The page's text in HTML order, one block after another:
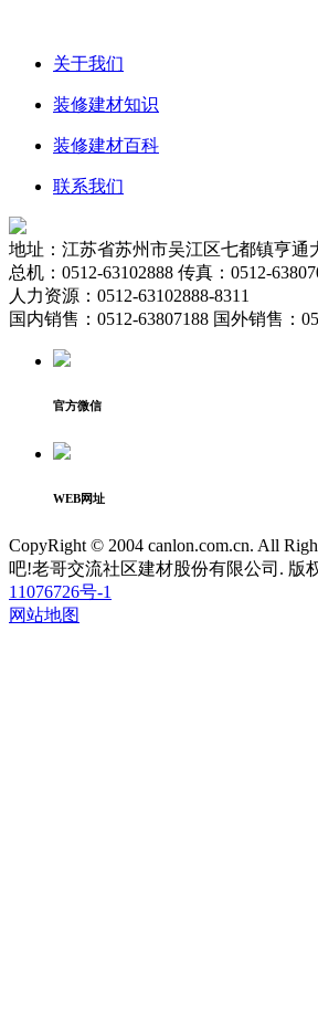
关于我们
装修建材知识
装修建材百科
联系我们
地址：江苏省苏州市吴江区七都镇亨通
总机：0512-63102888 传真：0512-
人力资源：0512-63102888-8311
国内销售：0512-63807188 国外销售：
官方微信
WEB网址
CopyRight © 2004 canlon.com.cn. All
吧!老哥交流社区建材股份有限公司. 版
11076726号-1
网站地图